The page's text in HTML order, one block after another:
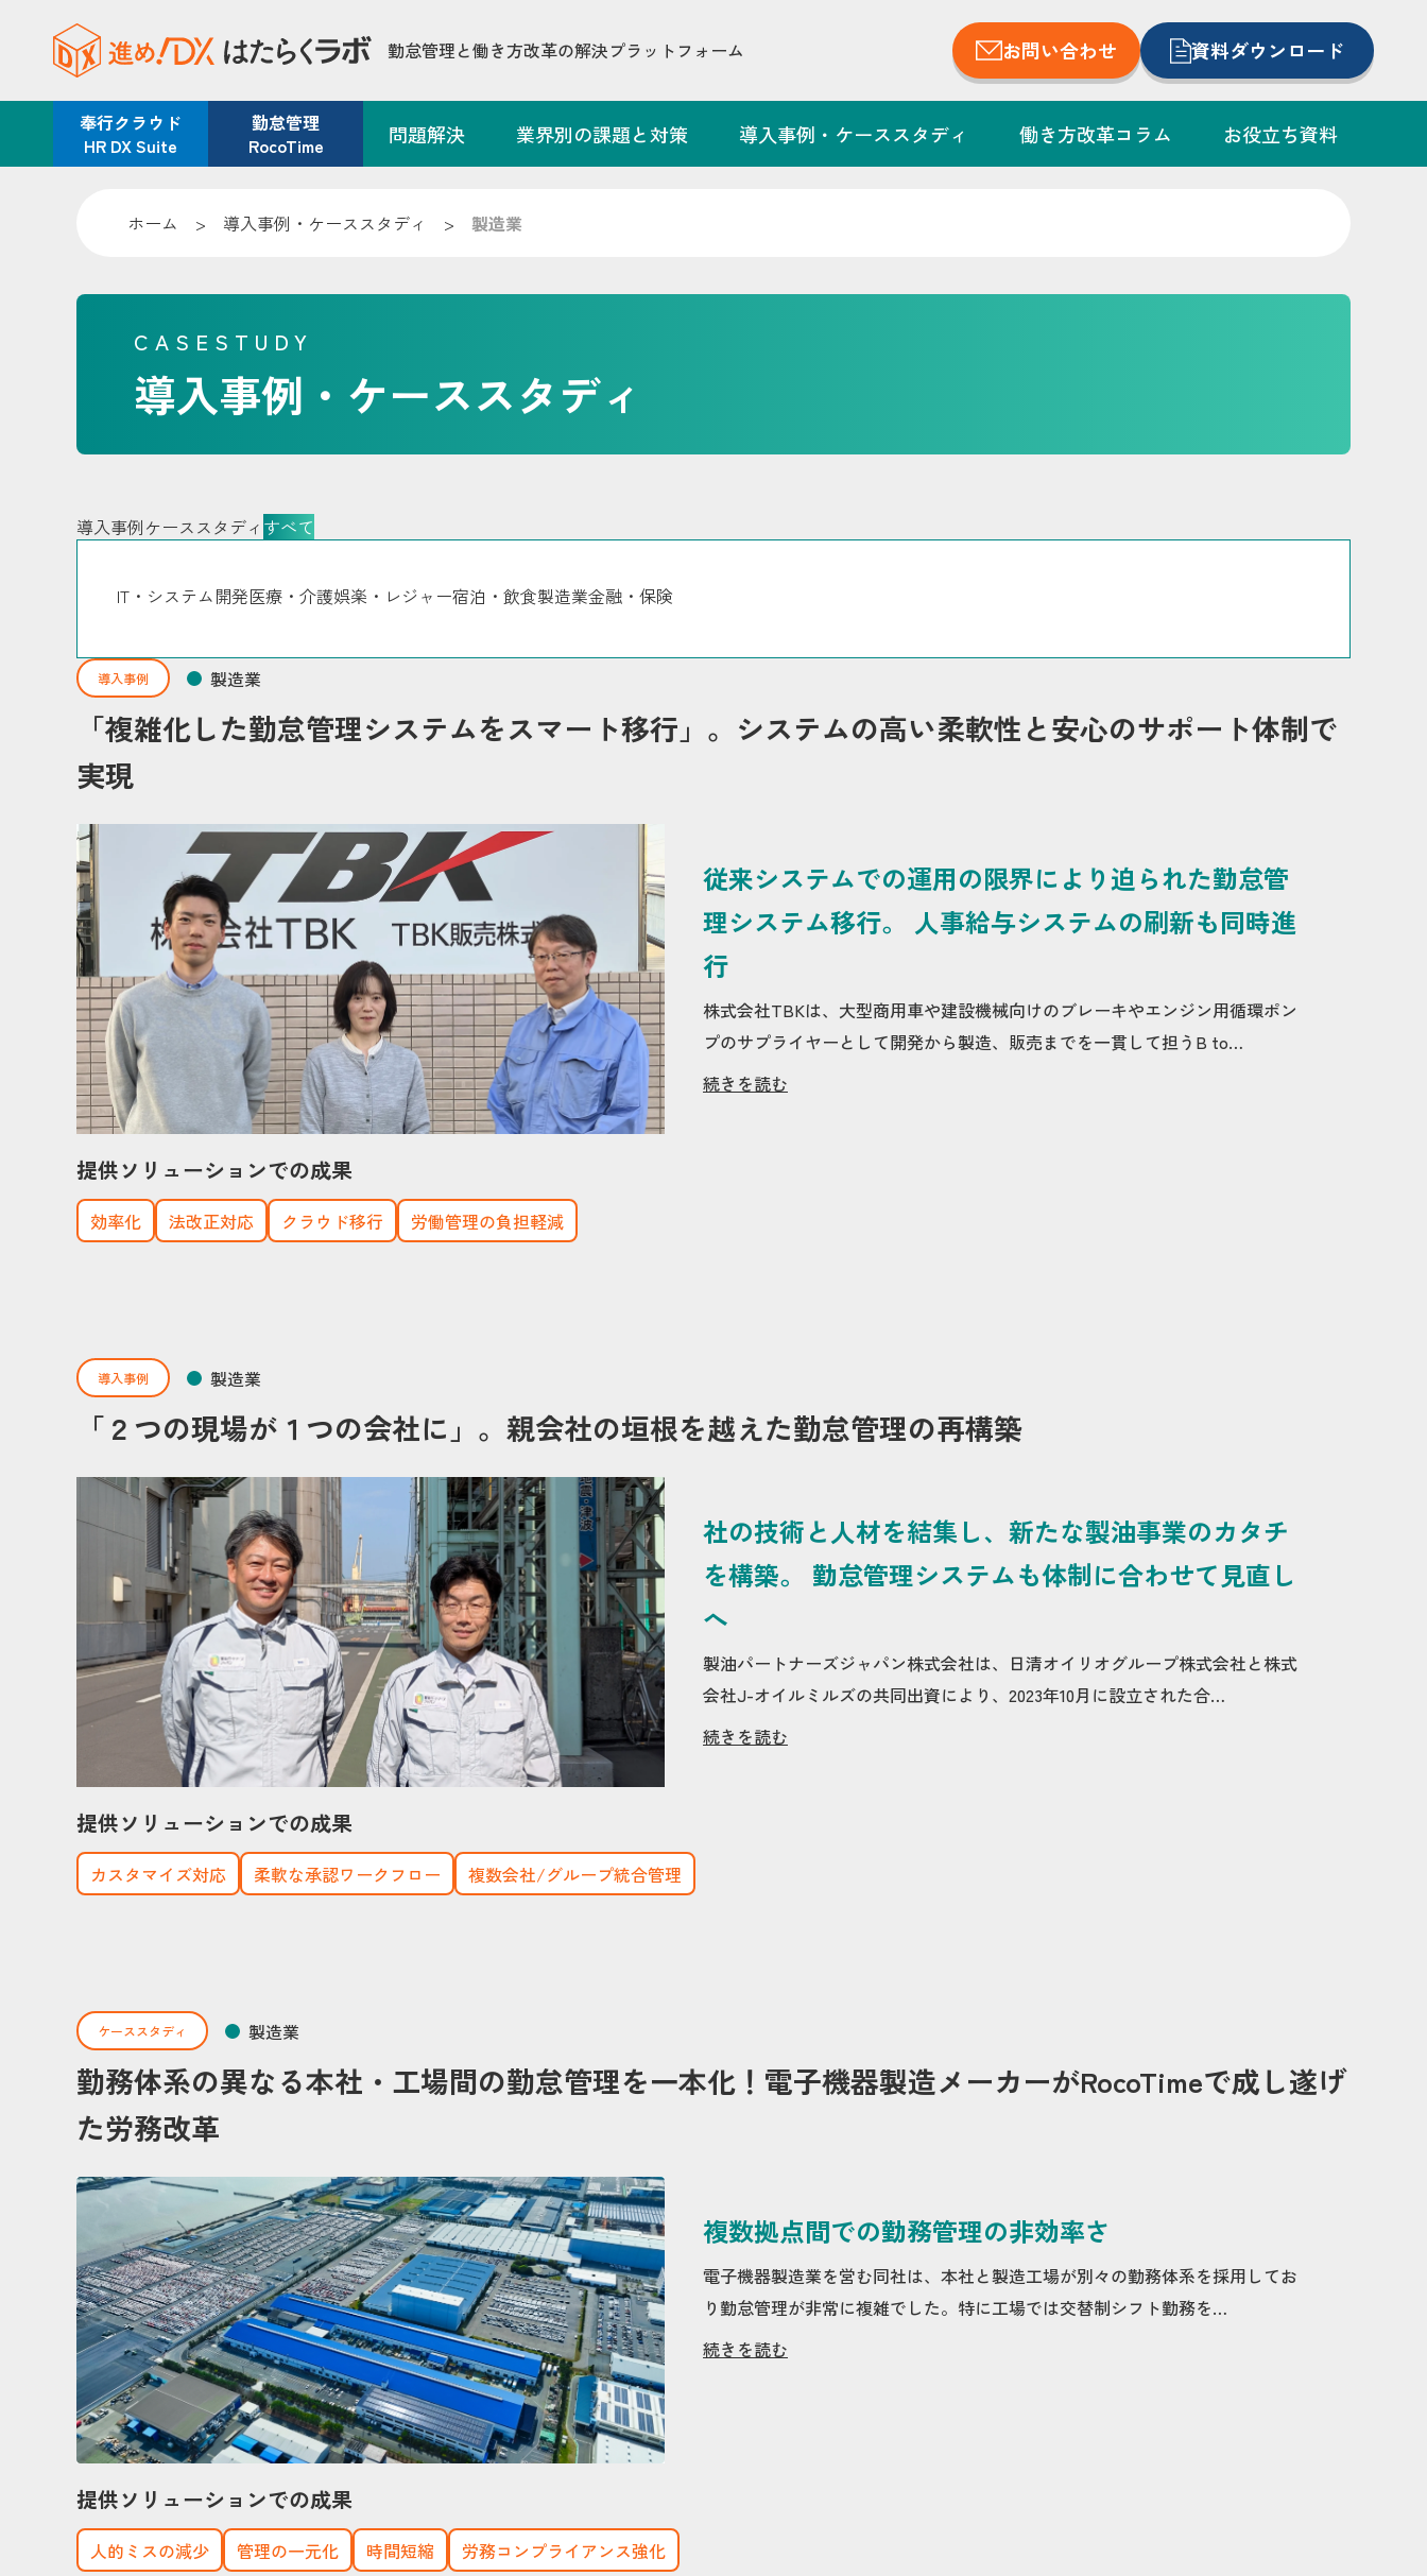
勤怠管理と働き方改革の解決プラットフォーム お問い合わせ 資料ダウンロード
奉行クラウド
HR DX Suite
勤怠管理
RocoTime
問題解決 業界別の課題と対策 導入事例・ケーススタディ 働き方改革コラム お役立ち資料
ホーム > 導入事例・ケーススタディ > 製造業
CASESTUDY
導入事例・ケーススタディ
導入事例ケーススタディ すべて
IT・システム開発医療・介護娯楽・レジャー宿泊・飲食製造業金融・保険
導入事例 製造業
「複雑化した勤怠管理システムをスマート移行」。システムの高い柔軟性と安心のサポート体制で
実現
従来システムでの運用の限界により迫られた勤怠管
理システム移行。 人事給与システムの刷新も同時進
行
株式会社TBKは、大型商用車や建設機械向けのブレーキやエンジン用循環ポン
プのサプライヤーとして開発から製造、販売までを一貫して担うB to…
続きを読む
提供ソリューションでの成果
効率化 法改正対応 クラウド移行 労働管理の負担軽減
導入事例 製造業
「２つの現場が１つの会社に」。親会社の垣根を越えた勤怠管理の再構築
社の技術と人材を結集し、新たな製油事業のカタチ
を構築。 勤怠管理システムも体制に合わせて見直し
へ
製油パートナーズジャパン株式会社は、日清オイリオグループ株式会社と株式
会社J-オイルミルズの共同出資により、2023年10月に設立された合…
続きを読む
提供ソリューションでの成果
カスタマイズ対応 柔軟な承認ワークフロー 複数会社/グループ統合管理
ケーススタディ 製造業
勤務体系の異なる本社・工場間の勤怠管理を一本化！電子機器製造メーカーがRocoTimeで成し遂げ
た労務改革
複数拠点間での勤務管理の非効率さ
電子機器製造業を営む同社は、本社と製造工場が別々の勤務体系を採用してお
り勤怠管理が非常に複雑でした。特に工場では交替制シフト勤務を…
続きを読む
提供ソリューションでの成果
人的ミスの減少 管理の一元化 時間短縮 労務コンプライアンス強化